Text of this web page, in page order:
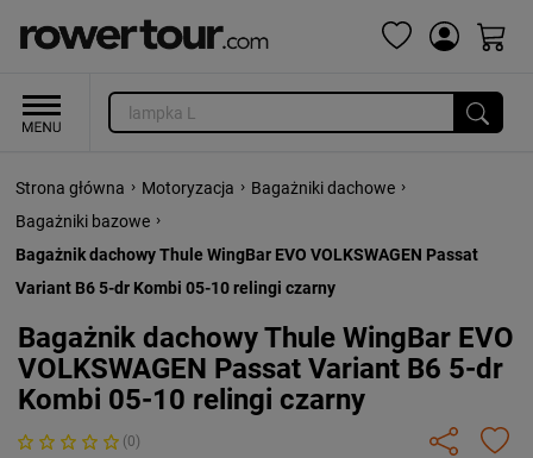
Strona główna › Motoryzacja › Bagażniki dachowe ›
Bagażniki bazowe ›
Bagażnik dachowy Thule WingBar EVO VOLKSWAGEN Passat
Variant B6 5-dr Kombi 05-10 relingi czarny
Bagażnik dachowy Thule WingBar EVO
VOLKSWAGEN Passat Variant B6 5-dr
Kombi 05-10 relingi czarny
(0)